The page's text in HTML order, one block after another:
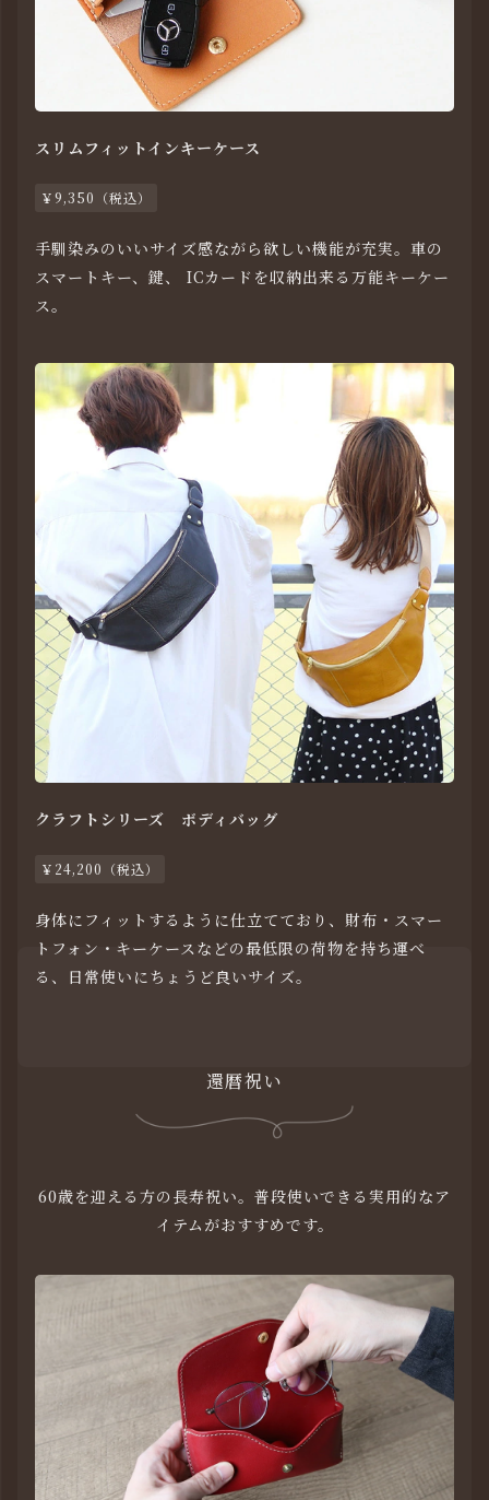
スリムフィットインキーケース
￥9,350（税込）
手馴染みのいいサイズ感ながら欲しい機能が充実。車の
スマートキー、鍵、 ICカードを収納出来る万能キーケー
ス。
クラフトシリーズ ボディバッグ
￥24,200（税込）
身体にフィットするように仕立てており、財布・スマー
トフォン・キーケースなどの最低限の荷物を持ち運べ
る、日常使いにちょうど良いサイズ。
還暦祝い
60歳を迎える方の長寿祝い。普段使いできる実用的なア
イテムがおすすめです。